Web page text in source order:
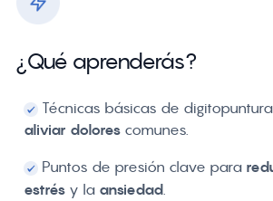
¿Qué aprenderás?
Técnicas básicas de
aliviar dolores comunes.
Puntos de presión clave para
estrés y la ansiedad.